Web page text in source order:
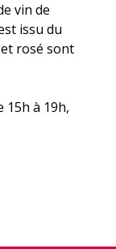
vin de
issu du
rosé sont
15h à 19h,